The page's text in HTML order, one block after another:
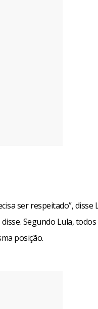
ser respeitado”, disse
Segundo Lula,
posição.